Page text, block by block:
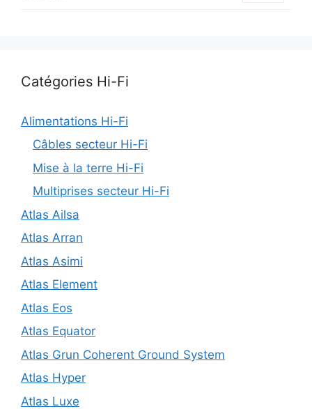
Catégories Hi-Fi
Alimentations Hi-Fi
Câbles secteur Hi-Fi
Mise à la terre Hi-Fi
Multiprises secteur Hi-Fi
Atlas Ailsa
Atlas Arran
Atlas Asimi
Atlas Element
Atlas Eos
Atlas Equator
Atlas Grun Coherent Ground System
Atlas Hyper
Atlas Luxe